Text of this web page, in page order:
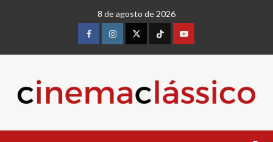
8 de agosto de 2026
FacebookinstagramtwitterTiktokyoutube